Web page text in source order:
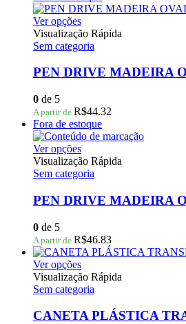
escolhidas
na
página
do
produto
Ver opçõesEste
produto
tem
variantes.
podem
ser
escolhidas
na
página
do
produto
Visualização Rápida
Sem categoria
PEN DRIVE MADEIRA
0 de 5
A partir de R$44.32
Fora de estoque
Ver opçõesEste
produto
tem
variantes.
As
podem
ser
escolhidas
na
página
do
produto
Visualização Rápida
Sem categoria
PEN DRIVE MADEIRA
0 de 5
A partir de R$46.83
Ver opçõesEste
produto
tem
variantes.
Visualização Rápida
Sem categoria
CANETA PLÁSTICA